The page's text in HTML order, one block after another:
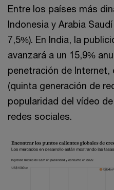
Entre los países más
Indonesia y Arabia
7,5%). En India, la
avanzará a un 15,9%
penetración de Internet,
(quinta generación de
popularidad del vídeo
redes sociales.